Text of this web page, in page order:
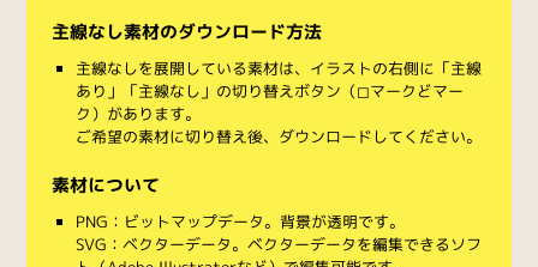
主線なし素材のダウンロード方法
主線なしを展開している素材は、イラストの右側に「主線
あり」「主線なし」の切り替えボタン（◻︎マークと◼︎マー
ク）があります。
ご希望の素材に切り替え後、ダウンロードしてください。
素材について
PNG：ビットマップデータ。背景が透明です。
SVG：ベクターデータ。ベクターデータを編集できるソフ